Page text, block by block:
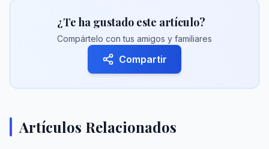
¿Te ha gustado este artículo?
Compártelo con tus amigos y familiares
Compartir
Artículos Relacionados